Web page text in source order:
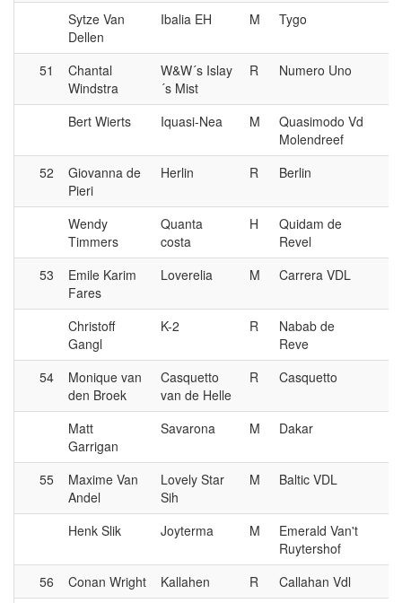
Sytze Van
Dellen
Ibalia EH M Tygo
51
Chantal
Windstra
W&W´s Islay
´s Mist
R Numero Uno
Bert Wierts Iquasi-Nea M
Quasimodo Vd
Molendreef
52
Giovanna de
Pieri
Herlin R Berlin
Wendy
Timmers
Quanta
costa
H
Quidam de
Revel
53
Emile Karim
Fares
Loverelia M Carrera VDL
Christoff
Gangl
K-2 R
Nabab de
Reve
54
Monique van
den Broek
Casquetto
van de Helle
R Casquetto
Matt
Garrigan
Savarona M Dakar
55
Maxime Van
Andel
Lovely Star
Sih
M Baltic VDL
Henk Slik Joyterma M
Emerald Van't
Ruytershof
56
Conan Wright Kallahen R Callahan Vdl